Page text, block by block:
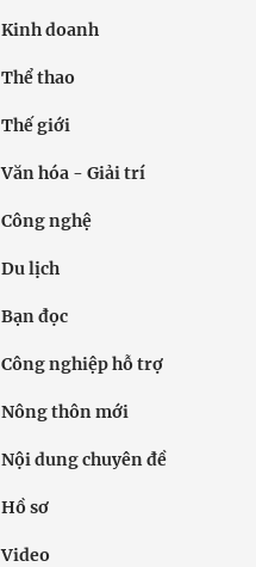
Kinh doanh
Thể thao
Thế giới
Văn hóa - Giải trí
Công nghệ
Du lịch
Bạn đọc
Công nghiệp hỗ trợ
Nông thôn mới
Nội dung chuyên đề
Hồ sơ
Video